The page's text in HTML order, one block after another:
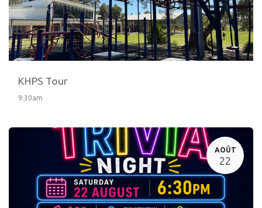
KHPS Tour
9:30am
AOÛT
22